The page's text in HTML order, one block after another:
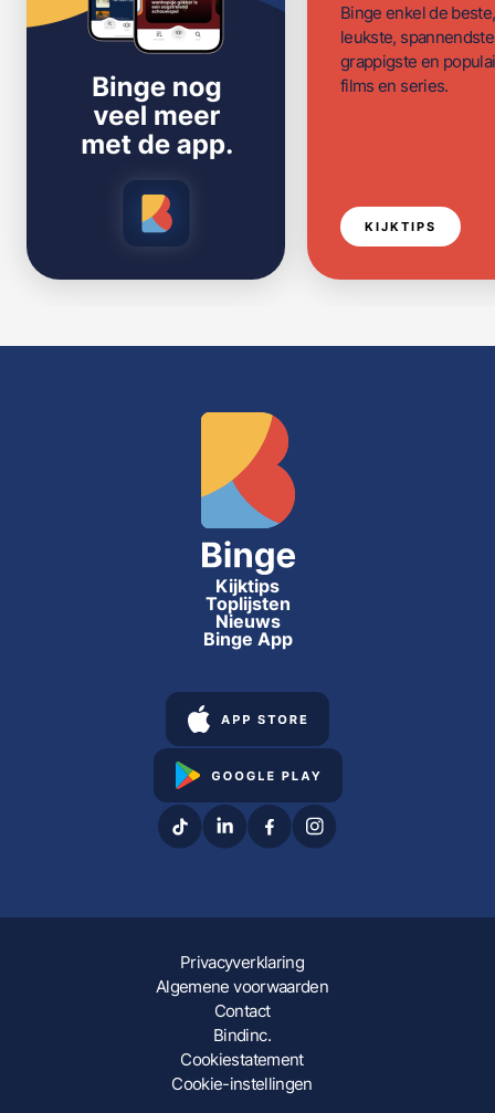
Binge enkel de beste,
leukste,
grappigste en
films en series.
KIJKTIPS
Kijktips
Toplijsten
Nieuws
Binge App
Privacyverklaring
Algemene voorwaarden
Contact
Bindinc.
Cookiestatement
Cookie-instellingen